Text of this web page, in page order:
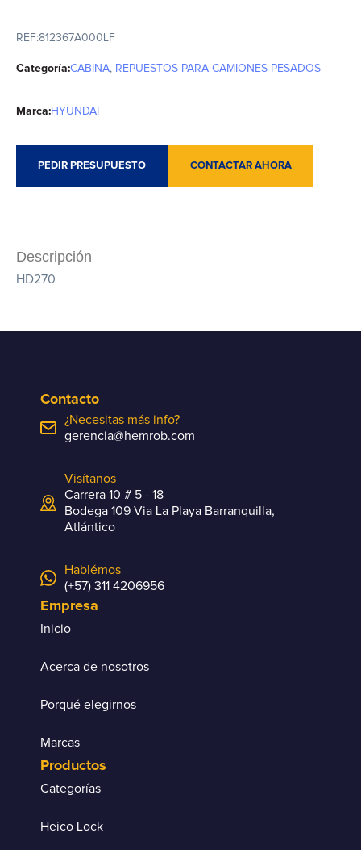
REF:812367A000LF
Categoría:CABINA, REPUESTOS PARA CAMIONES PESADOS
Marca:HYUNDAI
PEDIR PRESUPUESTO CONTACTAR AHORA
Descripción
HD270
Contacto
¿Necesitas más info?
gerencia@hemrob.com
Visítanos
Carrera 10 # 5 - 18
Bodega 109 Via La Playa Barranquilla,
Atlántico
Hablémos
(+57) 311 4206956
Empresa
Inicio
Acerca de nosotros
Porqué elegirnos
Marcas
Productos
Categorías
Heico Lock